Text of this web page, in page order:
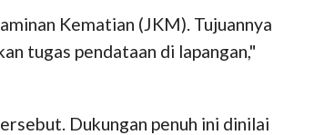
Kematian (JKM). Tujuannya
tugas pendataan di lapangan,"
Dukungan penuh ini dinilai